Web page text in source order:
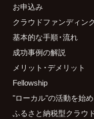
お申込み
クラウドファンディン
基本的な手順・流れ
成功事例の解説
メリット・デメリット
Fellowship
"ローカル"の活動を始
ふるさと納税型クラウ